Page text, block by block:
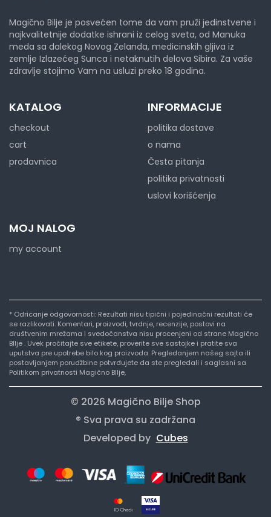
Magično Bilje je posvećen tome da vam pruži jedinstvene i
najkvalitetnije dodatke ishrani iz celog sveta, od Manuka
meda sa dalekog Novog Zelanda, medicinskih gljiva iz
zemlje Izlazećeg Sunca i netaknutih delova Sibira. Za vaše
zdravlje stojimo Vam na usluzi preko 18 godina.
KATALOG
checkout
cart
prodavnica
INFORMACIJE
politika dostave
o nama
Česta pitanja
politika privatnosti
uslovi korišćenja
MOJ NALOG
my account
* Odricanje odgovornosti: Rezultati nisu tipični i pojedinačni rezultati će
se razlikovati. Komentari, proizvodi, tvrdnje, recenzije, postovi na
društvenim mrežama i svedočanstva nisu procenjeni od strane Magično
BIlje . Uvek pročitajte sve etikete, proverite sve sastojke i pratite sva
uputstva pre upotrebe bilo kog proizvoda. Pregledanjem našeg sajta ili
postavljanjem porudžbine potvrđujete da ste pregledali i saglasni sa
Politikom privatnosti Magično BIlje,
© 2026 Magično Bilje Shop
® Sva prava su zadržana
Developed by Cubes